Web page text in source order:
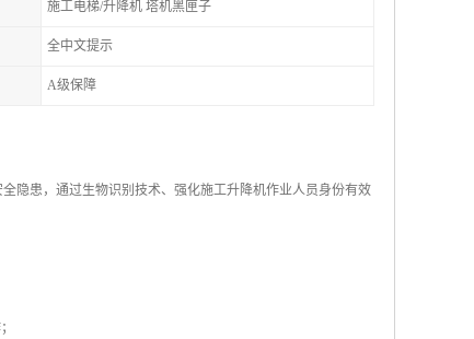
施工电梯/升降机 塔机黑匣子
全中文提示
A级保障
隐患，通过生物识别技术、强化施工升降机作业人员身份有效